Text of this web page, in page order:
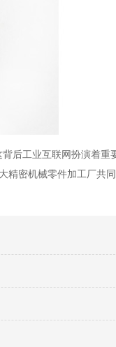
后工业互联网扮演着重
精密机械零件加工厂共同